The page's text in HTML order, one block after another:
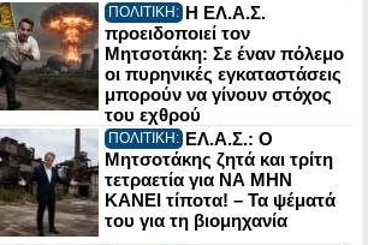
ΠΟΛΙΤΙΚΗ: Η ΕΛ.Α.Σ.
προειδοποιεί τον
Μητσοτάκη: Σε έναν πόλεμο
οι πυρηνικές εγκαταστάσεις
μπορούν να γίνουν στόχος
του εχθρού
ΠΟΛΙΤΙΚΗ: ΕΛ.Α.Σ.: Ο
Μητσοτάκης ζητά και τρίτη
τετραετία για ΝΑ ΜΗΝ
ΚΑΝΕΙ τίποτα! – Τα ψέματά
του για τη βιομηχανία